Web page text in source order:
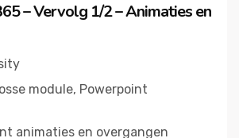
– Vervolg 1/2 – Animaties en
module, Powerpoint
animaties en overgangen